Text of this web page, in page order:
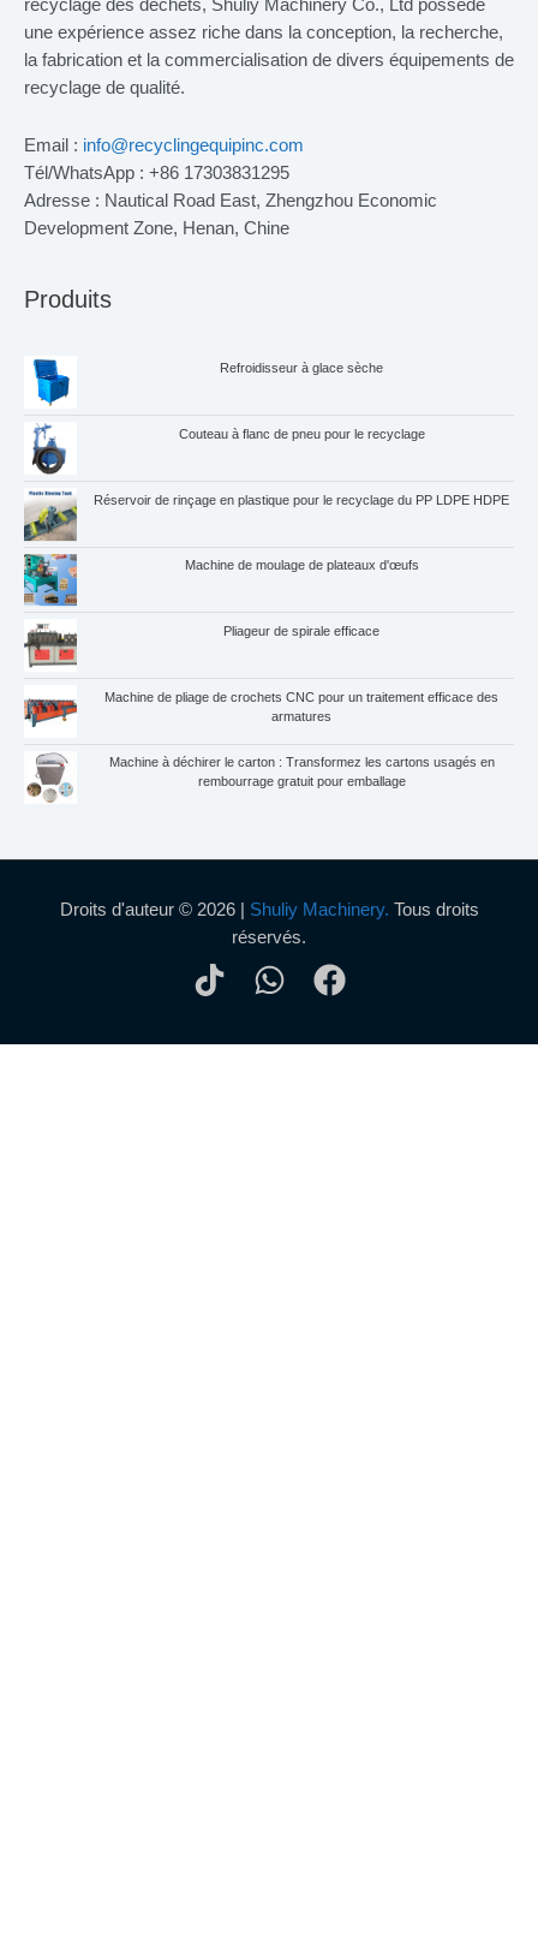
recyclage des déchets, Shuliy Machinery Co., Ltd possède
une expérience assez riche dans la conception, la recherche,
la fabrication et la commercialisation de divers équipements de
recyclage de qualité.
Email : info@recyclingequipinc.com
Tél/WhatsApp : +86 17303831295
Adresse : Nautical Road East, Zhengzhou Economic
Development Zone, Henan, Chine
Produits
Refroidisseur à glace sèche
Couteau à flanc de pneu pour le recyclage
Réservoir de rinçage en plastique pour le recyclage du PP LDPE HDPE
Machine de moulage de plateaux d'œufs
Pliageur de spirale efficace
Machine de pliage de crochets CNC pour un traitement efficace des
armatures
Machine à déchirer le carton : Transformez les cartons usagés en
rembourrage gratuit pour emballage
Droits d'auteur © 2026 | Shuliy Machinery. Tous droits
réservés.